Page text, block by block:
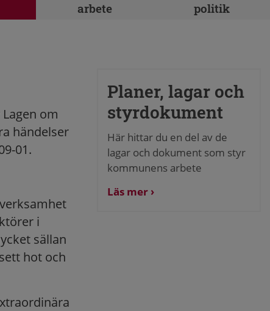
arbete
politik
om
händelser
01.
i
sällan
hot och
Planer, lagar och
styrdokument
Här hittar du en del av de
lagar och dokument som styr
kommunens arbete
Läs mer